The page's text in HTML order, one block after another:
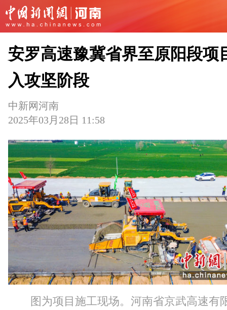
安罗高速豫冀省界至原阳段项
入攻坚阶段
中新网河南
2025年03月28日 11:58
图为项目施工现场。河南省京武高速有